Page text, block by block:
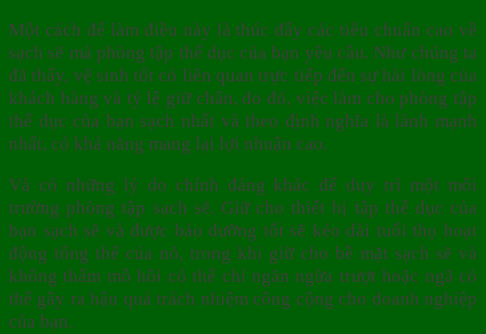
Một cách để làm điều này là thúc đẩy các tiêu chuẩn cao về
sạch sẽ mà phòng tập thể dục của bạn yêu cầu. Như chúng ta
đã thấy, vệ sinh tốt có liên quan trực tiếp đến sự hài lòng của
khách hàng và tỷ lệ giữ chân, do đó, việc làm cho phòng tập
thể dục của bạn sạch nhất và theo định nghĩa là lành mạnh
nhất, có khả năng mang lại lợi nhuận cao.
Và có những lý do chính đáng khác để duy trì một môi
trường phòng tập sạch sẽ. Giữ cho thiết bị tập thể dục của
bạn sạch sẽ và được bảo dưỡng tốt sẽ kéo dài tuổi thọ hoạt
động tổng thể của nó, trong khi giữ cho bề mặt sạch sẽ và
không thấm mồ hôi có thể chỉ ngăn ngừa trượt hoặc ngã có
thể gây ra hậu quả trách nhiệm công cộng cho doanh nghiệp
của bạn.